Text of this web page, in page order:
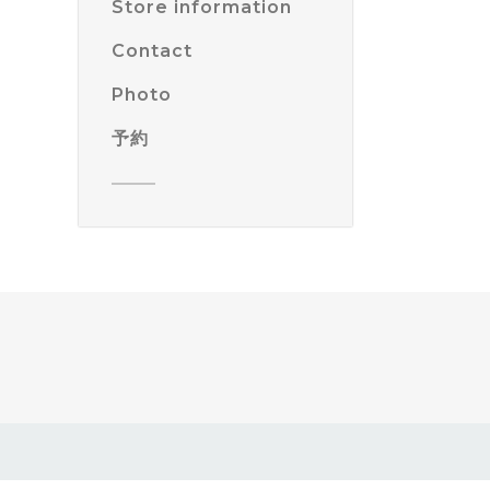
Store information
Contact
Photo
予約